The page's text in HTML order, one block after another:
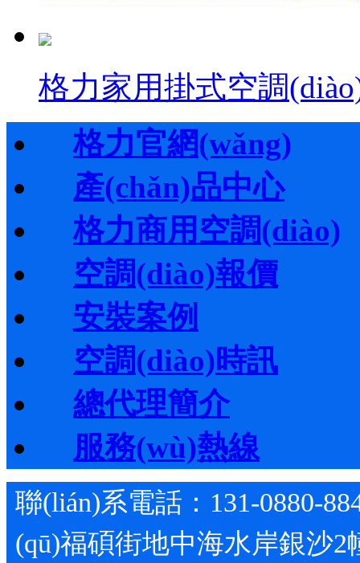
格力家用掛式空調
格力官網(wǎng)
產(chǎn)品中心
格力商用空調(diào)
空調(diào)報價
安裝案例
空調(diào)時訊
總代理簡介
服務(wù)熱線
聯(lián)系電話：131-0880-
(qū)福碩街地中海水岸銀沙2